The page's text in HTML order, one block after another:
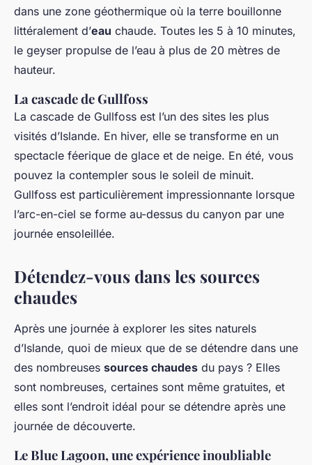
dans une zone géothermique où la terre bouillonne
littéralement d’eau chaude. Toutes les 5 à 10 minutes,
le geyser propulse de l’eau à plus de 20 mètres de
hauteur.
La cascade de Gullfoss
La cascade de Gullfoss est l’un des sites les plus
visités d’Islande. En hiver, elle se transforme en un
spectacle féerique de glace et de neige. En été, vous
pouvez la contempler sous le soleil de minuit.
Gullfoss est particulièrement impressionnante lorsque
l’arc-en-ciel se forme au-dessus du canyon par une
journée ensoleillée.
Détendez-vous dans les sources
chaudes
Après une journée à explorer les sites naturels
d’Islande, quoi de mieux que de se détendre dans une
des nombreuses sources chaudes du pays ? Elles
sont nombreuses, certaines sont même gratuites, et
elles sont l’endroit idéal pour se détendre après une
journée de découverte.
Le Blue Lagoon, une expérience inoubliable